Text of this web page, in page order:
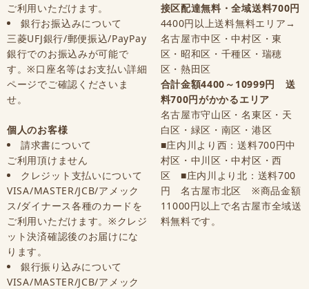
ご利用いただけます。
銀行お振込みについて
三菱UFJ銀行/郵便振込/PayPay
銀行でのお振込みが可能で
す。※口座名等はお支払い詳細
ページでご確認くださいま
せ。
個人のお客様
請求書について
ご利用頂けません
クレジット支払いについて
VISA/MASTER/JCB/アメック
ス/ダイナース各種のカードを
ご利用いただけます。※クレジ
ット決済確認後のお届けにな
ります。
銀行振り込みについて
VISA/MASTER/JCB/アメック
接区配達無料・全域送料700円
4400円以上送料無料エリア→
名古屋市中区・中村区・東
区・昭和区・千種区・瑞穂
区・熱田区
合計金額4400～10999円 送
料700円がかかるエリア
名古屋市守山区・名東区・天
白区・緑区・南区・港区
■庄内川より西：送料700円中
村区・中川区・中村区・西
区 ■庄内川より北：送料700
円 名古屋市北区 ※商品金額
11000円以上で名古屋市全域送
料無料です。